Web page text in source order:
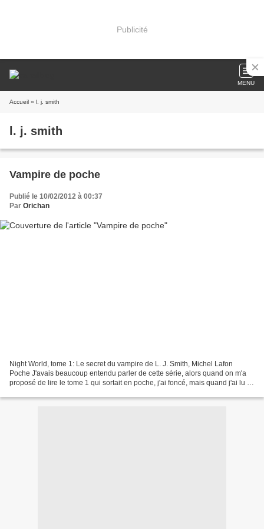
Publicité
MENU
Accueil » l. j. smith
l. j. smith
Vampire de poche
Publié le 10/02/2012 à 00:37
Par Orichan
Night World, tome 1: Le secret du vampire de L. J. Smith, Michel Lafon
Poche J'avais beaucoup entendu parler de cette série, alors quand on m'a
proposé de lire le tome 1 qui sortait en poche, j'ai foncé, mais quand j'ai lu le